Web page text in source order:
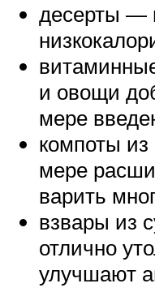
десерты —
и овощи
мере
компоты
мере
варить
взвары из
отлично
улучшают